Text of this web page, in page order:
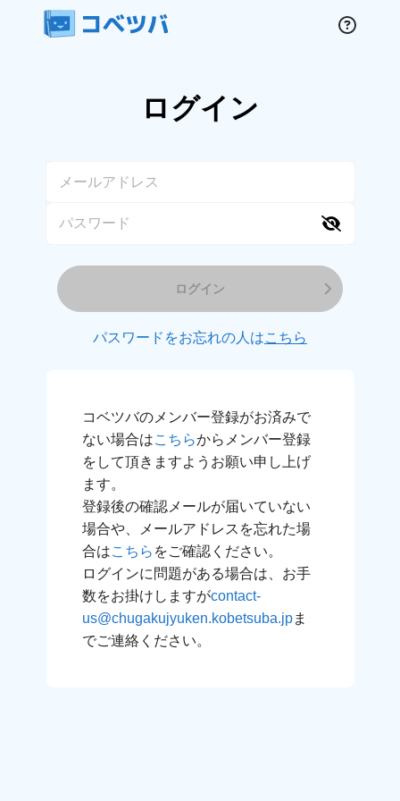
ログイン
ログイン
パスワードをお忘れの人はこちら
コベツバのメンバー登録がお済みで
ない場合はこちらからメンバー登録
をして頂きますようお願い申し上げ
ます。
登録後の確認メールが届いていない
場合や、メールアドレスを忘れた場
合はこちら をご確認ください。
ログインに問題がある場合は、お手
数をお掛けしますがcontact-
us@chugakujyuken.kobetsuba.jpま
でご連絡ください。